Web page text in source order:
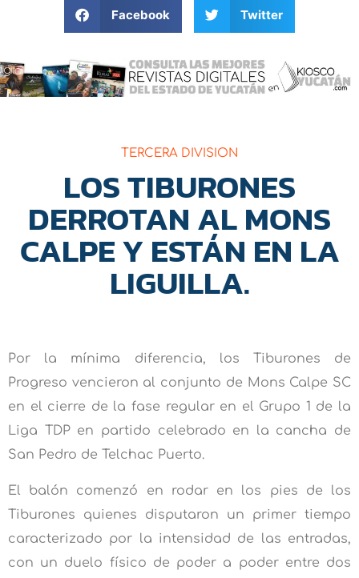
Facebook Twitter
TERCERA DIVISION
LOS TIBURONES
DERROTAN AL MONS
CALPE Y ESTÁN EN LA
LIGUILLA.
Por la mínima diferencia, los Tiburones de
Progreso vencieron al conjunto de Mons Calpe SC
en el cierre de la fase regular en el Grupo 1 de la
Liga TDP en partido celebrado en la cancha de
San Pedro de Telchac Puerto.
El balón comenzó en rodar en los pies de los
Tiburones quienes disputaron un primer tiempo
caracterizado por la intensidad de las entradas,
con un duelo físico de poder a poder entre dos